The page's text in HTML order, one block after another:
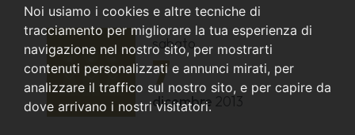
Noi usiamo i cookies e altre tecniche di
tracciamento per migliorare la tua esperienza di
navigazione nel nostro sito, per mostrarti
contenuti personalizzati e annunci mirati, per
analizzare il traffico sul nostro sito, e per capire da
dove arrivano i nostri visitatori.
sabato
7
dicembre 2013